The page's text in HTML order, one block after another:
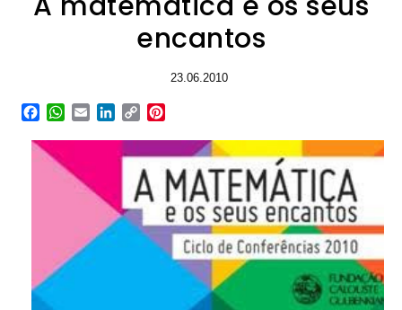
encantos
23.06.2010
Facebook
WhatsApp
EmailLinkedIn
Copy